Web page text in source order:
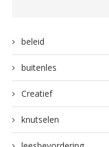
beleid
buitenles
Creatief
knutselen